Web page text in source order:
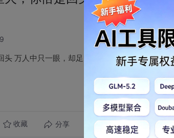
头 万人中只一眼，却足以救我 ——《不可谖兮 》
收藏 分享 转发到动态 举报